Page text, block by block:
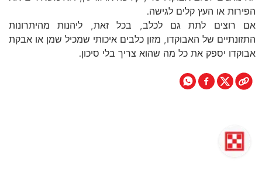
הפירות או העץ קלים לגישה.
אם רוצים לתת גם לכלב, בכל זאת, ליהנות מהיתרונות
התזונתיים של האבוקדו, מזון כלבים איכותי שמכיל שמן או אבקת
אבוקדו יספק את כל מה שהוא צריך בלי סיכון.